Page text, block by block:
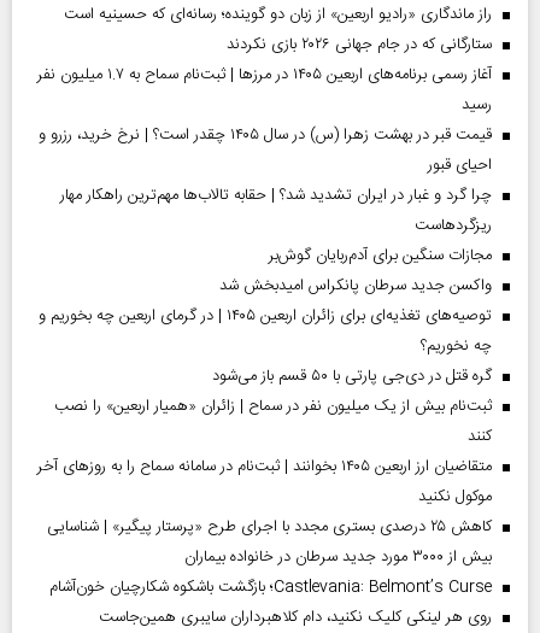
راز ماندگاری «رادیو اربعین» از زبان دو گوینده؛ رسانه‌ای که حسینیه است
ستارگانی که در جام جهانی ۲۰۲۶ بازی نکردند
آغاز رسمی برنامه‌های اربعین ۱۴۰۵ در مرز‌ها | ثبت‌نام سماح به ۱.۷ میلیون نفر
رسید
قیمت قبر در بهشت زهرا (س) در سال ۱۴۰۵ چقدر است؟ | نرخ خرید، رزرو و
احیای قبور
چرا گرد و غبار در ایران تشدید شد؟ | حقابه تالاب‌ها مهم‌ترین راهکار مهار
ریزگردهاست
مجازات سنگین برای آدم‌ربایان گوش‌بر
واکسن جدید سرطان پانکراس امیدبخش شد
توصیه‌های تغذیه‌ای برای زائران اربعین ۱۴۰۵ | در گرمای اربعین چه بخوریم و
چه نخوریم؟
گره قتل در دی‌جی پارتی با ۵۰ قسم باز می‌شود
ثبت‌نام بیش از یک میلیون نفر در سماح | زائران «همیار اربعین» را نصب
کنند
متقاضیان ارز اربعین ۱۴۰۵ بخوانند | ثبت‌نام در سامانه سماح را به روز‌های آخر
موکول نکنید
کاهش ۲۵ درصدی بستری مجدد با اجرای طرح «پرستار پیگیر» | شناسایی
بیش از ۳۰۰۰ مورد جدید سرطان در خانواده بیماران
Castlevania: Belmont’s Curse؛ بازگشت باشکوه شکارچیان خون‌آشام
روی هر لینکی کلیک نکنید، دام کلاهبرداران سایبری همین‌جاست